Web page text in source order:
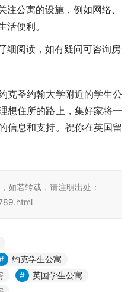
公寓的设施，例如网络、
便利。
细阅读，如有疑问可咨询房
克圣约翰大学附近的学生公
想住所的路上，集好家将一
信息和支持。祝你在英国留
如若转载，请注明出处：
约克学生公寓
英国学生公寓